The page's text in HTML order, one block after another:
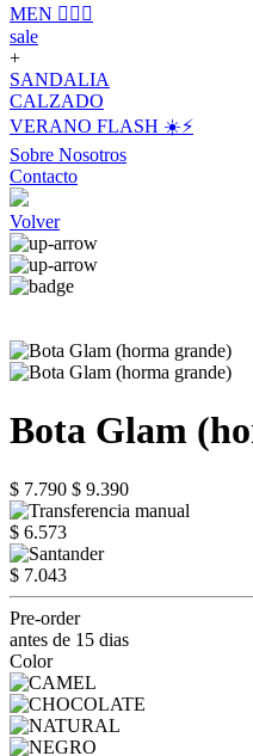
MEN 🙋🏽‍♂️
sale
+
SANDALIA
CALZADO
VERANO FLASH ☀️⚡️
Sobre Nosotros
Contacto
Volver
Bota Glam
$ 7.790 $ 9.390
$ 6.573
$ 7.043
Pre-order
antes de 15 dias
Color